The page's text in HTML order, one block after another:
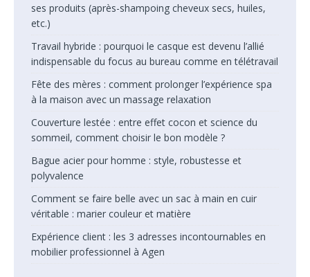
ses produits (après-shampoing cheveux secs, huiles,
etc.)
Travail hybride : pourquoi le casque est devenu l’allié
indispensable du focus au bureau comme en télétravail
Fête des mères : comment prolonger l’expérience spa
à la maison avec un massage relaxation
Couverture lestée : entre effet cocon et science du
sommeil, comment choisir le bon modèle ?
Bague acier pour homme : style, robustesse et
polyvalence
Comment se faire belle avec un sac à main en cuir
véritable : marier couleur et matière
Expérience client : les 3 adresses incontournables en
mobilier professionnel à Agen